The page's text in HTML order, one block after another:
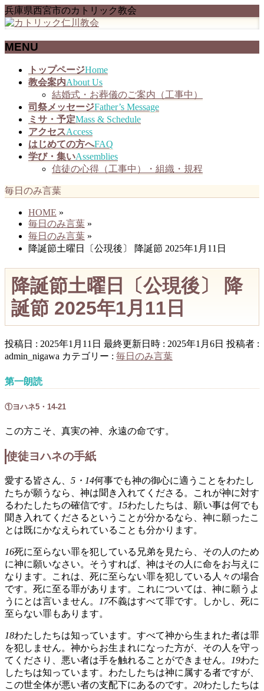
兵庫県西宮市のカトリック教会
MENU
トップページHome
教会案内About Us
結婚式・お葬儀のご案内（工事中）
司祭メッセージFather’s Message
ミサ・予定Mass & Schedule
アクセスAccess
はじめての方へFAQ
学び・集いAssemblies
信徒の心得（工事中）・組織・規程
毎日のみ言葉
HOME »
毎日のみ言葉 »
毎日のみ言葉 »
降誕節土曜日〔公現後〕 降誕節 2025年1月11日
降誕節土曜日〔公現後〕 降
誕節 2025年1月11日
投稿日 : 2025年1月11日 最終更新日時 : 2025年1月6日 投稿者 :
admin_nigawa カテゴリー : 毎日のみ言葉
第一朗読
①ヨハネ5・14-21
この方こそ、真実の神、永遠の命です。
使徒ヨハネの手紙
愛する皆さん、 5・14何事でも神の御心に適うことをわたし
たちが願うなら、神は聞き入れてくださる。これが神に対す
るわたしたちの確信です。
15わたしたちは、願い事は何でも
聞き入れてくださるということが分かるなら、神に願ったこ
とは既にかなえられていることも分かります。
16死に至らない罪を犯している兄弟を見たら、その人のため
に神に願いなさい。そうすれば、神はその人に命をお与えに
なります。これは、死に至らない罪を犯している人々の場合
です。死に至る罪があります。これについては、神に願うよ
うにとは言いません。
17不義はすべて罪です。しかし、死に
至らない罪もあります。
18わたしたちは知っています。すべて神から生まれた者は罪
を犯しません。神からお生まれになった方が、その人を守っ
てくださり、悪い者は手を触れることができません。
19わた
したちは知っています。わたしたちは神に属する者ですが、
この世全体が悪い者の支配下にあるのです。 20わたしたちは